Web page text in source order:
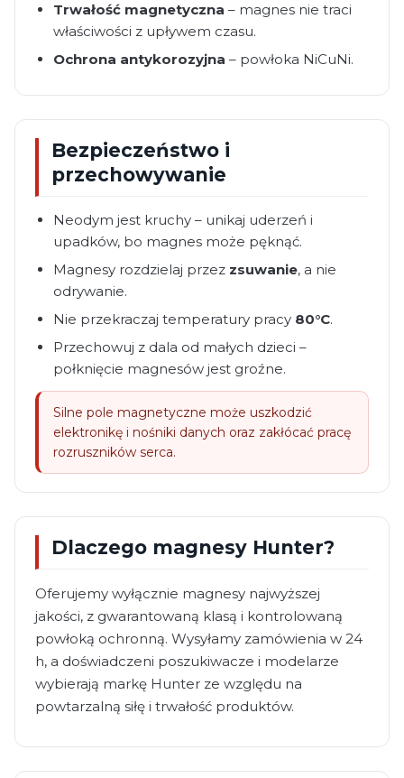
Trwałość magnetyczna – magnes nie traci
właściwości z upływem czasu.
Ochrona antykorozyjna – powłoka NiCuNi.
Bezpieczeństwo i
przechowywanie
Neodym jest kruchy – unikaj uderzeń i
upadków, bo magnes może pęknąć.
Magnesy rozdzielaj przez zsuwanie, a nie
odrywanie.
Nie przekraczaj temperatury pracy 80°C.
Przechowuj z dala od małych dzieci –
połknięcie magnesów jest groźne.
Silne pole magnetyczne może uszkodzić
elektronikę i nośniki danych oraz zakłócać pracę
rozruszników serca.
Dlaczego magnesy Hunter?
Oferujemy wyłącznie magnesy najwyższej
jakości, z gwarantowaną klasą i kontrolowaną
powłoką ochronną. Wysyłamy zamówienia w 24
h, a doświadczeni poszukiwacze i modelarze
wybierają markę Hunter ze względu na
powtarzalną siłę i trwałość produktów.